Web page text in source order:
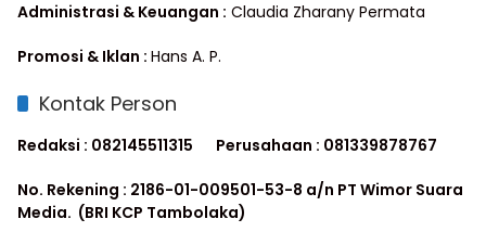
Administrasi & Keuangan : Claudia Zharany Permata
Promosi & Iklan : Hans A. P.
Kontak Person
Redaksi : 082145511315 Perusahaan : 081339878767
No. Rekening : 2186-01-009501-53-8 a/n PT Wimor Suara
Media. (BRI KCP Tambolaka)